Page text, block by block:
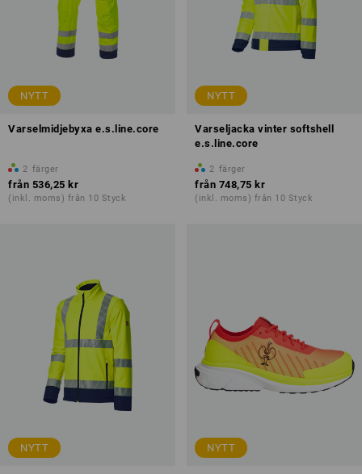
NYTT
Varselmidjebyxa e.s.line.core
2 färger
från 536,25 kr
(inkl. moms) från 10 Styck
NYTT
Varseljacka vinter softshell
e.s.line.core
2 färger
från 748,75 kr
(inkl. moms) från 10 Styck
NYTT NYTT